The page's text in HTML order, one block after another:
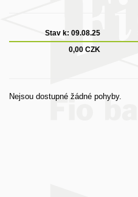
Stav k: 09.08.25
0,00 CZK
Nejsou dostupné žádné pohyby.